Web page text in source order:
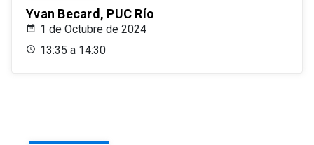
Yvan Becard, PUC Río
1 de Octubre de 2024
13:35 a 14:30